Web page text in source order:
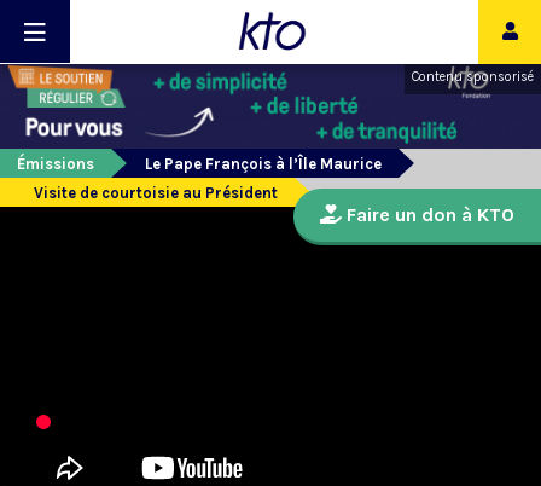
Contenu sponsorisé
Émissions
Le Pape François à l’Île Maurice
Visite de courtoisie au Président
Faire un don à KTO